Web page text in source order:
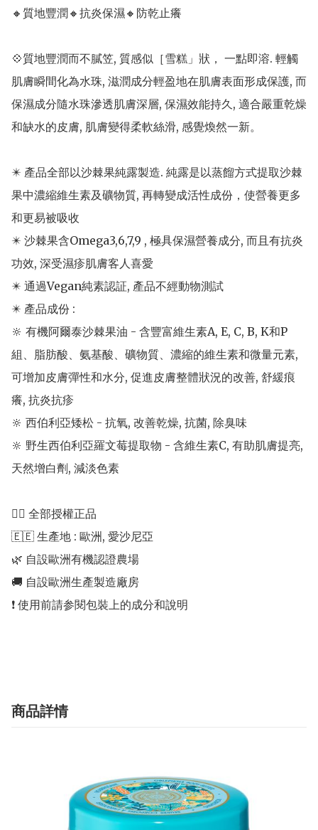
🔸質地豐潤🔸抗炎保濕🔸防乾止癢
💠質地豐潤而不膩笠, 質感似［雪糕」狀， 一點即溶. 輕觸
肌膚瞬間化為水珠, 滋潤成分輕盈地在肌膚表面形成保護, 而
保濕成分隨水珠滲透肌膚深層, 保濕效能持久, 適合嚴重乾燥
和缺水的皮膚, 肌膚變得柔軟絲滑, 感覺煥然一新。
✴️ 產品全部以沙棘果純露製造. 純露是以蒸餾方式提取沙棘
果中濃縮維生素及礦物質, 再轉變成活性成份，使營養更多
和更易被吸收
✴️ 沙棘果含Omega3,6,7,9 , 極具保濕營養成分, 而且有抗炎
功效, 深受濕疹肌膚客人喜愛
✴️ 通過Vegan純素認証, 產品不經動物測試
✴️ 產品成份 :
🔆 有機阿爾泰沙棘果油 - 含豐富維生素A, E, C, B, K和P
組、脂肪酸、氨基酸、礦物質、濃縮的維生素和微量元素,
可增加皮膚彈性和水分, 促進皮膚整體狀況的改善, 舒緩痕
癢, 抗炎抗疹
🔆 西伯利亞矮松 - 抗氧, 改善乾燥, 抗菌, 除臭味
🔆 野生西伯利亞羅文莓提取物 - 含維生素C, 有助肌膚提亮,
天然增白劑, 減淡色素
👍🏻 全部授權正品
🇪🇪 生產地 : 歐洲, 愛沙尼亞
🌿 自設歐洲有機認證農場
🚚 自設歐洲生產製造廠房
❗️ 使用前請参閱包裝上的成分和說明
商品詳情